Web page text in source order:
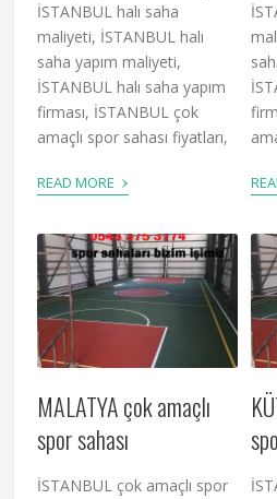
İSTANBUL halı saha
maliyeti, İSTANBUL halı
saha yapım maliyeti,
İSTANBUL halı saha yapım
firması, İSTANBUL çok
amaçlı spor sahası fiyatları,
READ MORE ›
MALATYA çok amaçlı
spor sahası
İSTANBUL çok amaçlı spor